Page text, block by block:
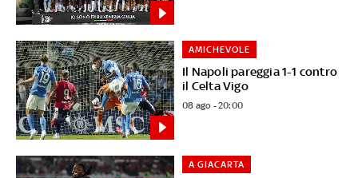
Il Napoli pareggia 1-1 contro
il Celta Vigo
AMICHEVOLE
08 ago - 20:00
A GIACARTA